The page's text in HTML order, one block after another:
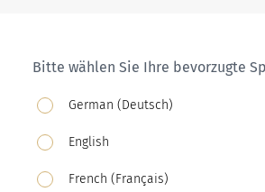
Bitte wählen Sie Ihre bevorzugte
German (Deutsch)
English
French (Français)